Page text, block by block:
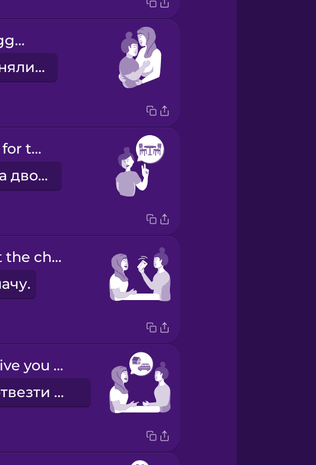
we hugged
мы обнялись
a table for two
стол на двоих
I've got the check.
Can I give you a ride home?
Тебя отвезти домой?